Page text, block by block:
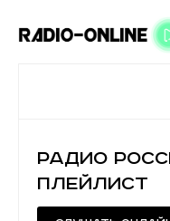
Радио
плейлист